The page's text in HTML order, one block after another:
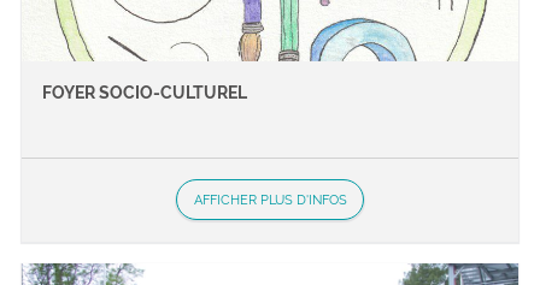
FOYER SOCIO-CULTUREL
AFFICHER PLUS D'INFOS